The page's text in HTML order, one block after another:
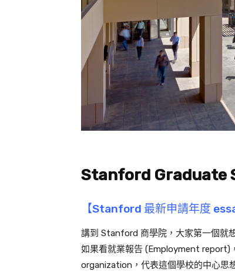
Stanford Graduate
【Stanford 最新申請年度
講到 Stanford 商學院，大家第一個就
如果看就業報告 (Employment report)
organization，代表這個學校的中心思